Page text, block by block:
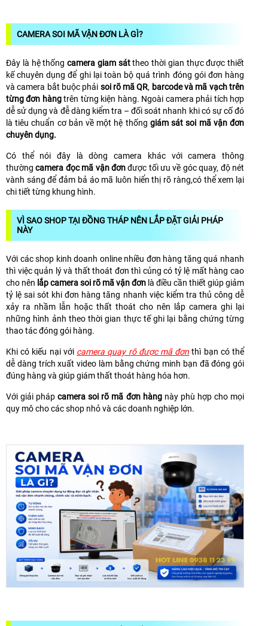
CAMERA SOI MÃ VẬN ĐƠN LÀ GÌ?
Đây là hệ thống camera giam sáttheo thời gian thực được thiết
kế chuyên dụng để ghi lại toàn bộ quá trình đóng gói đơn hàng
và camera bắt buộc phải soi rõ mã QR, barcode và mã vạch trên
từng đơn hàngtrên từng kiện hàng. Ngoài camera phải tích hợp
dễ sử dụng và đễ dàng kiểm tra – đối soát nhanh khi có sự cố đó
là tiêu chuẩn cơ bản về một hệ thống giám sát soi mã vận đơn
chuyên dụng.
Có thể nói đây là dòng camera khác với camera thông
thườngcamera đọc mã vận đơnđược tối ưu về góc quay, độ nét
vành sáng để đảm bả áo mã luôn hiển thị rõ ràng,có thể xem lại
chi tiết từng khung hình.
VÌ SAO SHOP TẠI ĐỒNG THÁP NÊN LẮP ĐẶT GIẢI PHÁP
NÀY
Với các shop kinh doanh online nhiều đơn hàng tăng quá nhanh
thì việc quản lý và thất thoát đơn thì củng có tỷ lệ mất hàng cao
cho nên lắp camera soi rõ mã vận đơn là điều cần thiết giúp giảm
tỷ lệ sai sót khi đơn hàng tăng nhanh việc kiểm tra thủ công dễ
xảy ra nhầm lẫn hoặc thất thoát cho nên lắp camera ghi lại
những hình ảnh theo thời gian thực tế ghi lại bằng chứng từng
thao tác đóng gói hàng.
Khi có kiếu nại với camera quay rõ được mã đơn thì bạn có thể
dễ dàng trích xuất video làm bằng chứng minh bạn đã đóng gói
đúng hàng và giúp giám thất thoát hàng hóa hơn.
Với giải pháp camera soi rõ mã đơn hàngnày phù hợp cho mọi
quy mô cho các shop nhỏ và các doanh nghiệp lớn.